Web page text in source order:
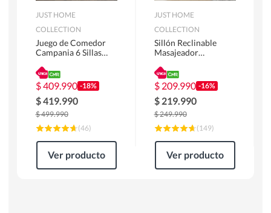
JUST HOME
COLLECTION
Juego de Comedor
Campania 6 Sillas
180 x 90 x 76 cm
Café
$409.990 -18%
$419.990
$499.990
(46)
Ver producto
JUST HOME
COLLECTION
Sillón Reclinable
Masajeador
Atlanta 91x101x94
cm Negro
$ 209.990 -16%
$ 219.990
$249.990
(149)
Ver producto